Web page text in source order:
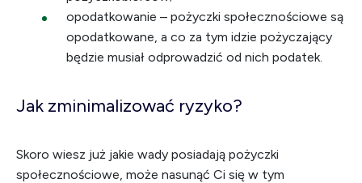
opodatkowanie – pożyczki społecznościowe są
opodatkowane, a co za tym idzie pożyczający
będzie musiał odprowadzić od nich podatek.
Jak zminimalizować ryzyko?
Skoro wiesz już jakie wady posiadają pożyczki
społecznościowe, może nasunąć Ci się w tym